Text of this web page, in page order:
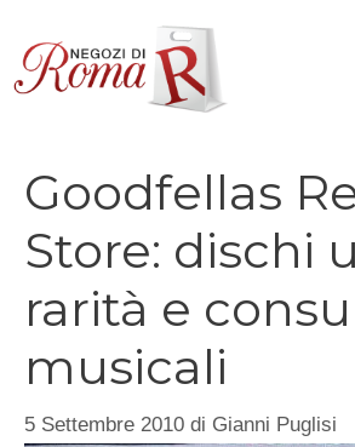
contenuto
Goodfellas
Store: dischi
rarità e
musicali
5 Settembre 2010 di Gianni Puglisi